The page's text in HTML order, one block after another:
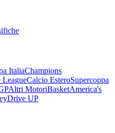
ItaliaChampions
LeagueCalcio EsteroSupercoppa
Altri MotoriBasketAmerica's
Drive UP